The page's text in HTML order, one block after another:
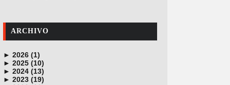
ARCHIVO
► 2026 (1)
junio (1)
► 2025 (10)
noviembre (1)
octubre (1)
► 2024 (13)
diciembre (4)
► 2023 (19)